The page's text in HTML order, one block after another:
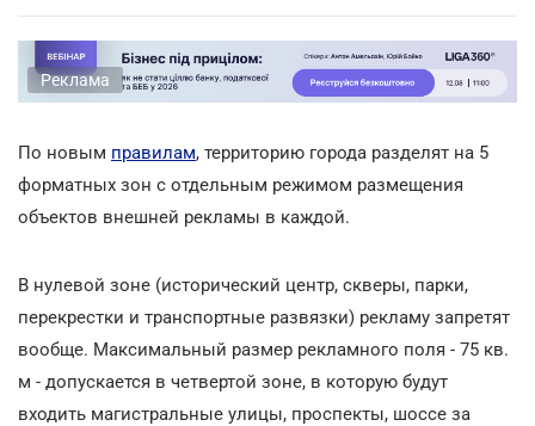
Реклама
По новым правилам, территорию города разделят на 5
форматных зон с отдельным режимом размещения
объектов внешней рекламы в каждой.
В нулевой зоне (исторический центр, скверы, парки,
перекрестки и транспортные развязки) рекламу запретят
вообще. Максимальный размер рекламного поля - 75 кв.
м - допускается в четвертой зоне, в которую будут
входить магистральные улицы, проспекты, шоссе за